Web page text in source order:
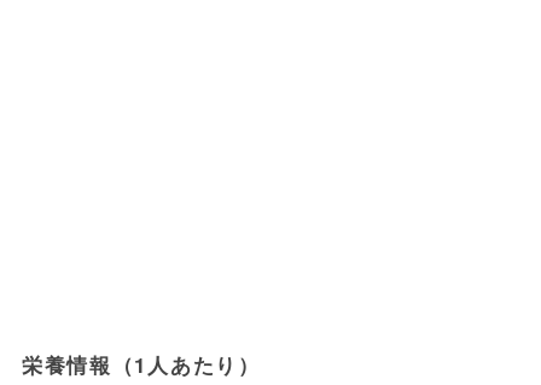
栄養情報（1人あたり）